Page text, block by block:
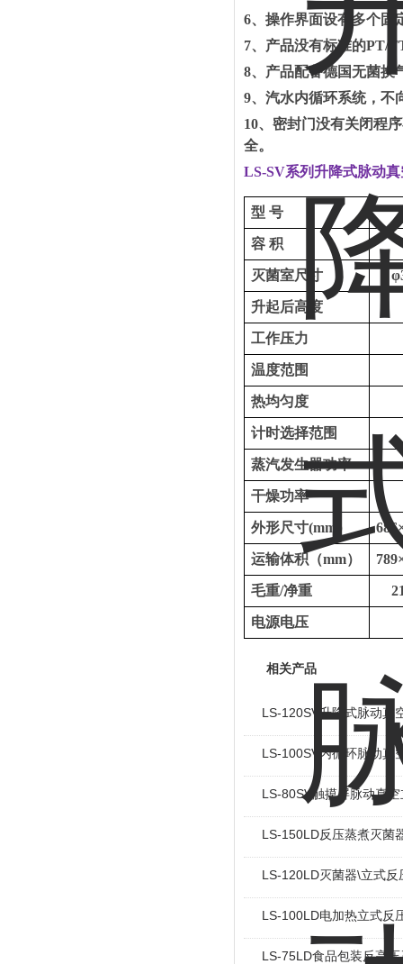
6、 操作界面设有多个固
7、 产品没有标准的PT/
8、 产品配备德国无菌换
9、 汽水内循环系统，不
10、 密封门没有关闭程
全。
LS-SV系列升降式脉动
型 号
容 积
灭菌室尺寸
升起后高度
工作压力
温度范围
热均匀度
计时选择范围
蒸汽发生器功率
干燥功率
外形尺寸(mm）
运输体积（mm）
毛重/净重
电源电压
相关产品
LS-120SV升降式脉动真
LS-100SV内循环脉动真
LS-80SV触摸屏脉动真
LS-150LD反压蒸煮灭菌
LS-120LD灭菌器\立式反
LS-100LD电加热立式反
LS-75LD食品包装反高